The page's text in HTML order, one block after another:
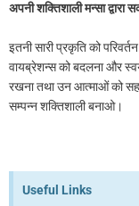
अपनी शक्तिशाली मन्सा द्वारा
इतनी सारी प्रकृति को
वायब्रेशन्स को बदलना और
रखना तथा उन आत्माओं को
सम्पन्न शक्तिशाली बनाओ।
Useful Links